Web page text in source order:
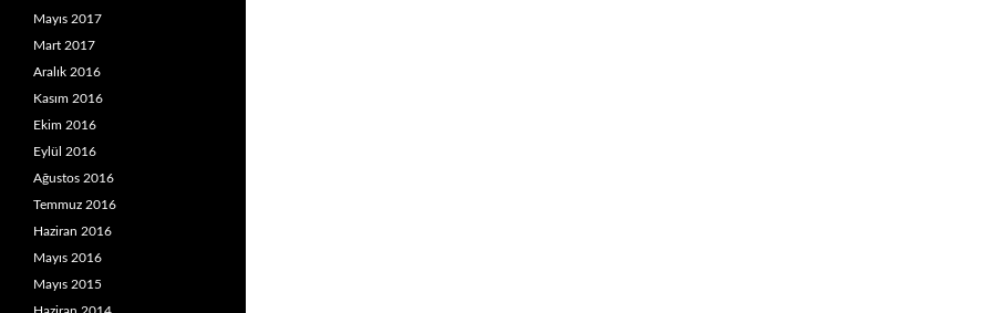
Mayıs 2017
Mart 2017
Aralık 2016
Kasım 2016
Ekim 2016
Eylül 2016
Ağustos 2016
Temmuz 2016
Haziran 2016
Mayıs 2016
Mayıs 2015